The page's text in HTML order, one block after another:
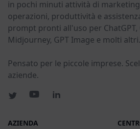
in pochi minuti attività di
operazioni, produttività e
prompt pronti all'uso per ChatGPT,
Midjourney, GPT Image e molti altri.
Pensato per le piccole imprese.
aziende.
AZIENDA